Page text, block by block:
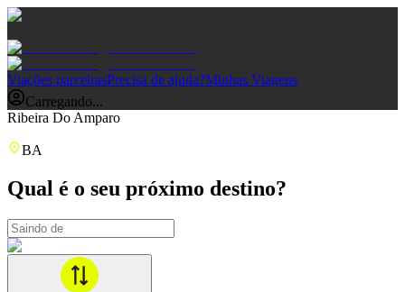
Viações parceirasPrecisa de ajuda?Minhas Viagens
Carregando...
Ribeira Do Amparo
BA
Qual é o seu próximo destino?